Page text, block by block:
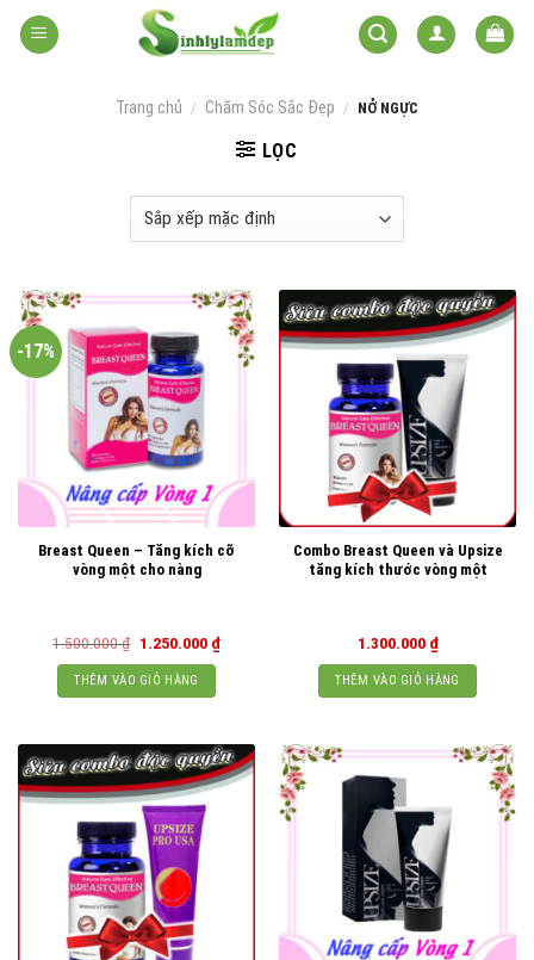
Skip
Trang chủ / Chăm Sóc Sắc Đẹp / NỞ NGỰC
LỌC
-17%
Breast Queen – Tăng kích cỡ
vòng một cho nàng
1.500.000₫ Giá
là:
1.500.000 ₫.
1.250.000 ₫Giá
hiện
THÊM VÀO GIỎ HÀNG
Combo Breast Queen và Upsize
tăng kích thước vòng một
1.300.000 ₫
THÊM VÀO GIỎ HÀNG